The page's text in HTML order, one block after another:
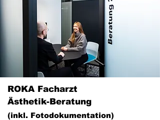
ROKA Facharzt
Ästhetik-Beratung
(inkl. Fotodokumentation)